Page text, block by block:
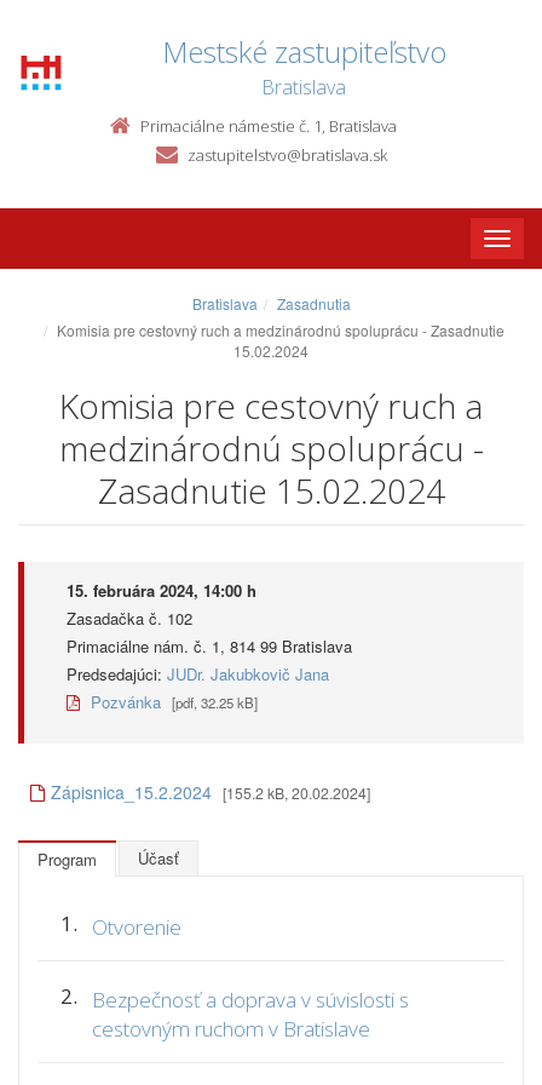
Mestské zastupiteľstvo
Bratislava
Primaciálne námestie č. 1, Bratislava
zastupitelstvo@bratislava.sk
Toggle
Bratislava
Zasadnutia
Komisia pre cestovný ruch a medzinárodnú spoluprácu - Zasadnutie
15.02.2024
Komisia pre cestovný ruch a
medzinárodnú spoluprácu -
Zasadnutie 15.02.2024
15. februára 2024, 14:00 h
Zasadačka č. 102
Primaciálne nám. č. 1, 814 99 Bratislava
Predsedajúci: JUDr. Jakubkovič Jana
Pozvánka [pdf, 32.25 kB]
Zápisnica_15.2.2024 [155.2 kB, 20.02.2024]
Program Účasť
1. Otvorenie
2.
Bezpečnosť a doprava v súvislosti s
cestovným ruchom v Bratislave